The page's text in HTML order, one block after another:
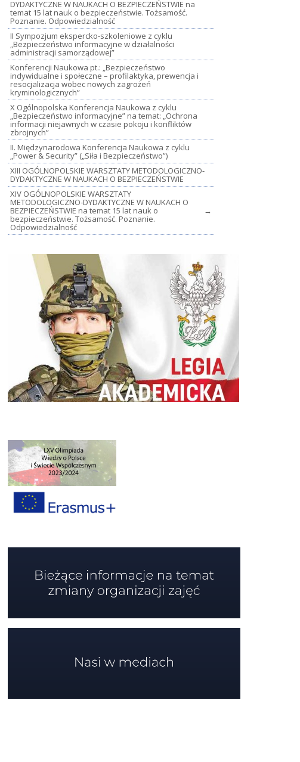
DYDAKTYCZNE W NAUKACH O BEZPIECZEŃSTWIE na
temat 15 lat nauk o bezpieczeństwie. Tożsamość.
Poznanie. Odpowiedzialność
II Sympozjum ekspercko-szkoleniowe z cyklu
„Bezpieczeństwo informacyjne w działalności
administracji samorządowej”
Konferencji Naukowa pt.: „Bezpieczeństwo
indywidualne i społeczne – profilaktyka, prewencja i
resocjalizacja wobec nowych zagrożeń
kryminologicznych”
X Ogólnopolska Konferencja Naukowa z cyklu
„Bezpieczeństwo informacyjne” na temat: „Ochrona
informacji niejawnych w czasie pokoju i konfliktów
zbrojnych”
II. Międzynarodowa Konferencja Naukowa z cyklu
„Power & Security” („Siła i Bezpieczeństwo”)
XIII OGÓLNOPOLSKIE WARSZTATY METODOLOGICZNO-
DYDAKTYCZNE W NAUKACH O BEZPIECZEŃSTWIE
XIV OGÓLNOPOLSKIE WARSZTATY
METODOLOGICZNO-DYDAKTYCZNE W NAUKACH O
BEZPIECZEŃSTWIE na temat 15 lat nauk o
bezpieczeństwie. Tożsamość. Poznanie.
Odpowiedzialność
→